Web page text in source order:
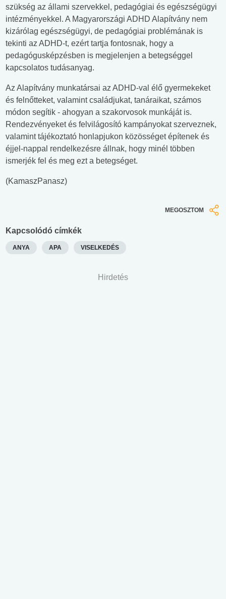
szükség az állami szervekkel, pedagógiai és egészségügyi
intézményekkel. A Magyarországi ADHD Alapítvány nem
kizárólag egészségügyi, de pedagógiai problémának is
tekinti az ADHD-t, ezért tartja fontosnak, hogy a
pedagógusképzésben is megjelenjen a betegséggel
kapcsolatos tudásanyag.
Az Alapítvány munkatársai az ADHD-val élő gyermekeket
és felnőtteket, valamint családjukat, tanáraikat, számos
módon segítik - ahogyan a szakorvosok munkáját is.
Rendezvényeket és felvilágosító kampányokat szerveznek,
valamint tájékoztató honlapjukon közösséget építenek és
éjjel-nappal rendelkezésre állnak, hogy minél többen
ismerjék fel és meg ezt a betegséget.
(KamaszPanasz)
MEGOSZTOM
Kapcsolódó címkék
ANYA APA VISELKEDÉS
Hirdetés